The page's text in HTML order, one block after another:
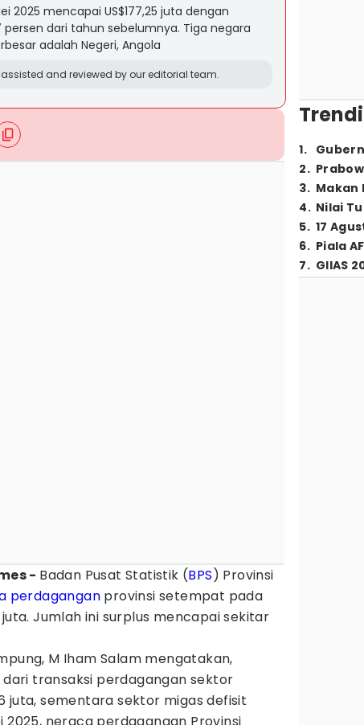
2025 mencapai US$177,25 juta dengan
persen dari tahun sebelumnya. Tiga negara
adalah Negeri, Angola
and reviewed by our editorial team.
- Badan Pusat Statistik (BPS) Provinsi
perdagangan provinsi setempat pada
juta. Jumlah ini surplus mencapai sekitar
M Iham Salam mengatakan,
transaksi perdagangan sektor
juta, sementara sektor migas defisit
1.
2.
3. Makan
4. Nilai
5. 17
6. Piala
7. GIIAS